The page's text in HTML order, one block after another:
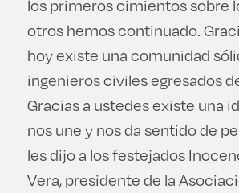
los primeros cimientos sobre
otros hemos continuado.
hoy existe una comunidad
ingenieros civiles egresados
Gracias a ustedes existe una
nos une y nos da sentido de
les dijo a los festejados
Vera, presidente de la